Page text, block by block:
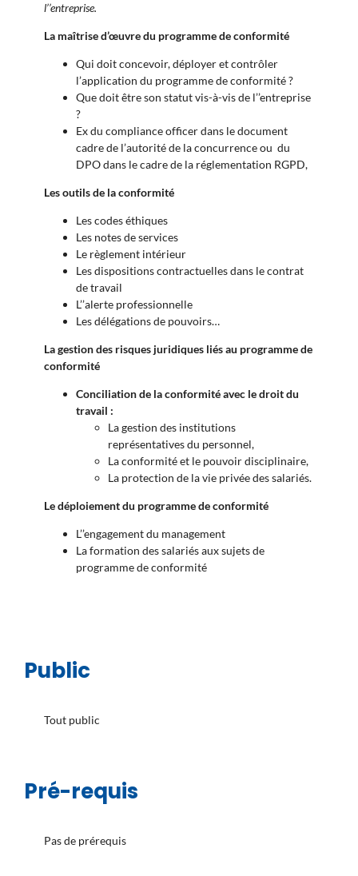
l’’entreprise.
La maîtrise d’œuvre du programme de conformité
Qui doit concevoir, déployer et contrôler
l’application du programme de conformité ?
Que doit être son statut vis-à-vis de l’’entreprise
?
Ex du compliance officer dans le document
cadre de l’autorité de la concurrence ou du
DPO dans le cadre de la réglementation RGPD,
Les outils de la conformité
Les codes éthiques
Les notes de services
Le règlement intérieur
Les dispositions contractuelles dans le contrat
de travail
L’’alerte professionnelle
Les délégations de pouvoirs…
La gestion des risques juridiques liés au programme de
conformité
Conciliation de la conformité avec le droit du
travail :
La gestion des institutions
représentatives du personnel,
La conformité et le pouvoir disciplinaire,
La protection de la vie privée des salariés.
Le déploiement du programme de conformité
L’’engagement du management
La formation des salariés aux sujets de
programme de conformité
Public
Tout public
Pré-requis
Pas de prérequis